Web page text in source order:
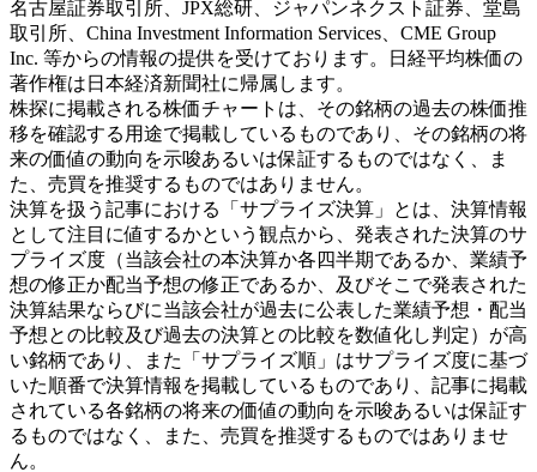
名古屋証券取引所、JPX総研、ジャパンネクスト証券、堂島
取引所、China Investment Information Services、CME Group
Inc. 等からの情報の提供を受けております。日経平均株価の
著作権は日本経済新聞社に帰属します。
株探に掲載される株価チャートは、その銘柄の過去の株価推
移を確認する用途で掲載しているものであり、その銘柄の将
来の価値の動向を示唆あるいは保証するものではなく、ま
た、売買を推奨するものではありません。
決算を扱う記事における「サプライズ決算」とは、決算情報
として注目に値するかという観点から、発表された決算のサ
プライズ度（当該会社の本決算か各四半期であるか、業績予
想の修正か配当予想の修正であるか、及びそこで発表された
決算結果ならびに当該会社が過去に公表した業績予想・配当
予想との比較及び過去の決算との比較を数値化し判定）が高
い銘柄であり、また「サプライズ順」はサプライズ度に基づ
いた順番で決算情報を掲載しているものであり、記事に掲載
されている各銘柄の将来の価値の動向を示唆あるいは保証す
るものではなく、また、売買を推奨するものではありませ
ん。